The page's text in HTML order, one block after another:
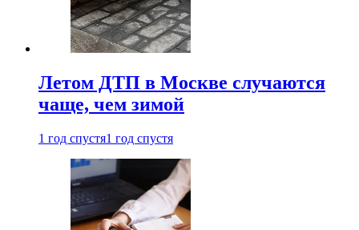
Летом ДТП в Москве случаются
чаще, чем зимой
1 год спустя1 год спустя